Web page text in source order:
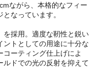
ながら、本格的なフィー
なっています。
を採用。適度な靭性と鋭い
ントとしての用途に十分な
ーティング仕上げによ
ルドでの光の反射を抑えて